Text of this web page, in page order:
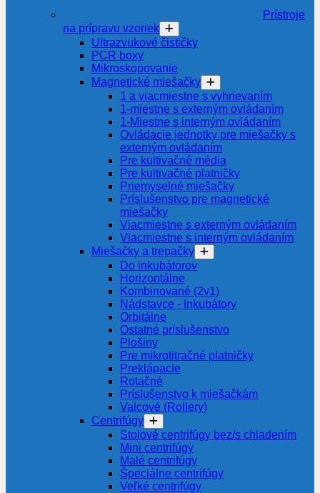
Prístroje
na prípravu vzoriek
Ultrazvukové čističky
PCR boxy
Mikroskopovanie
Magnetické miešačky
1 a viacmiestne s vyhrievaním
1-miestne s externým ovládaním
1-Miestne s interným ovládaním
Ovládacie jednotky pre miešačky s
externým ovládaním
Pre kultivačné média
Pre kultivačné platničky
Priemyselné miešačky
Príslušenstvo pre magnetické
miešačky
Viacmiestne s externým ovládaním
Viacmiestne s interným ovládaním
Miešačky a trepačky
Do inkubátorov
Horizontálne
Kombinované (2v1)
Nádstavce - Inkubátory
Orbitálne
Ostatné príslušenstvo
Plošiny
Pre mikrotitračné platničky
Preklápacie
Rotačné
Príslušenstvo k miešačkám
Valcové (Rollery)
Centrifúgy
Stolové centrifúgy bez/s chladením
Mini centrifúgy
Malé centrifúgy
Špeciálne centrifúgy
Veľké centrifúgy